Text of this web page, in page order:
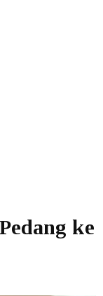
ke